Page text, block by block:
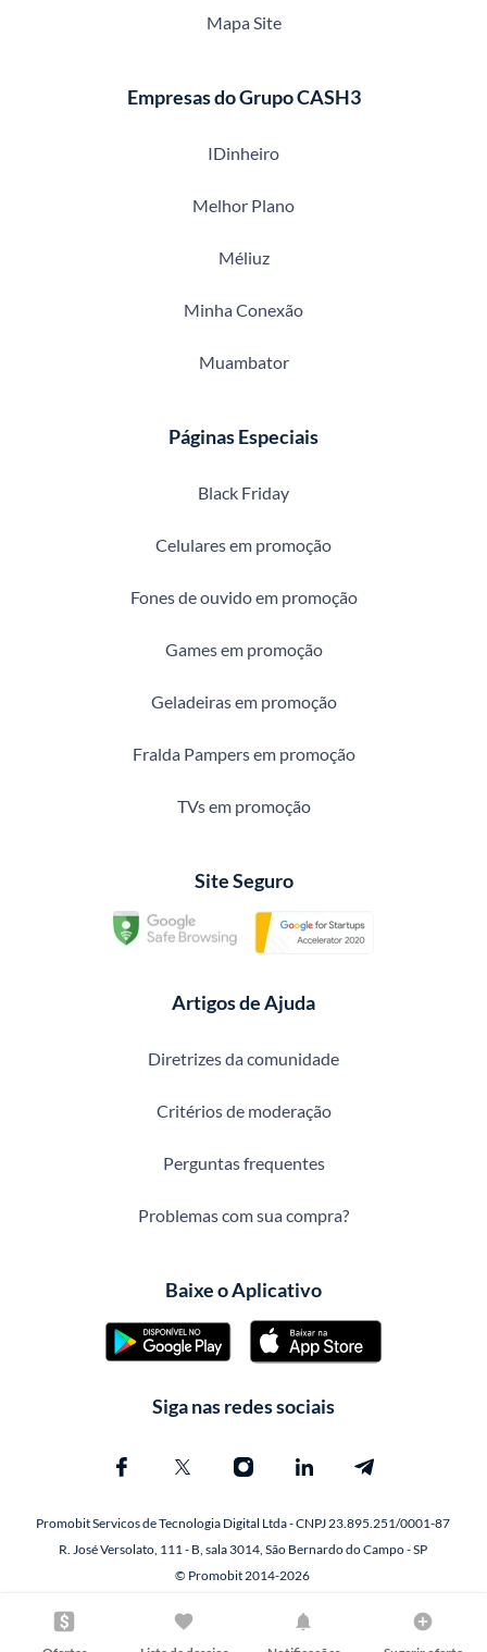
Mapa Site
Empresas do Grupo CASH3
IDinheiro
Melhor Plano
Méliuz
Minha Conexão
Muambator
Páginas Especiais
Black Friday
Celulares em promoção
Fones de ouvido em promoção
Games em promoção
Geladeiras em promoção
Fralda Pampers em promoção
TVs em promoção
Site Seguro
Artigos de Ajuda
Diretrizes da comunidade
Critérios de moderação
Perguntas frequentes
Problemas com sua compra?
Baixe o Aplicativo
Siga nas redes sociais
Promobit Servicos de Tecnologia Digital Ltda - CNPJ 23.895.251/0001-87
R. José Versolato, 111 - B, sala 3014, São Bernardo do Campo - SP
© Promobit 2014-2026